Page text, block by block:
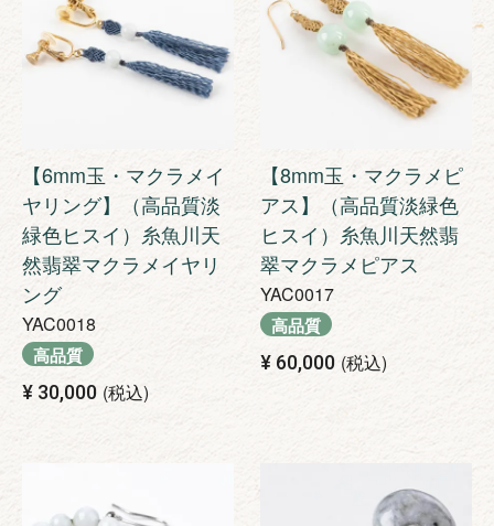
【6mm玉・マクラメイ
ヤリング】（高品質淡
緑色ヒスイ）糸魚川天
然翡翠マクラメイヤリ
ング
YAC0018
高品質
¥ 30,000 税込
【8mm玉・マクラメピ
アス】（高品質淡緑色
ヒスイ）糸魚川天然翡
翠マクラメピアス
YAC0017
高品質
¥ 60,000 税込